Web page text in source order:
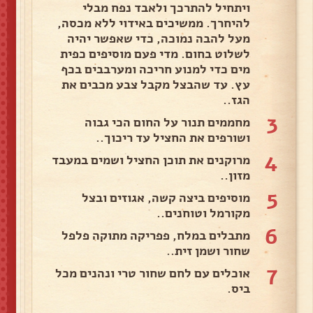
ויתחיל להתרכך ולאבד נפח מבלי
להיחרך. ממשיכים באידוי ללא מכסה,
מעל להבה נמוכה, כדי שאפשר יהיה
לשלוט בחום. מדי פעם מוסיפים כפית
מים כדי למנוע חריכה ומערבבים בכף
עץ. עד שהבצל מקבל צבע מכבים את
הגז..
3
מחממים תנור על החום הכי גבוה
ושורפים את החציל עד ריכוך..
4
מרוקנים את תוכן החציל ושמים במעבד
מזון..
5
מוסיפים ביצה קשה, אגוזים ובצל
מקורמל וטוחנים..
6
מתבלים במלח, פפריקה מתוקה פלפל
שחור ושמן זית..
7
אוכלים עם לחם שחור טרי ונהנים מכל
ביס.